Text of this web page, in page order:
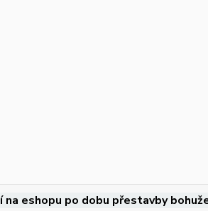
na eshopu po dobu přestavby